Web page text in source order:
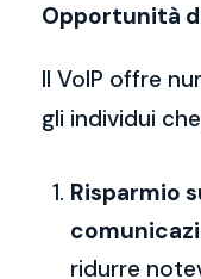
Opportunità
Il VoIP offre
gli individui
Risparmio
ridurre